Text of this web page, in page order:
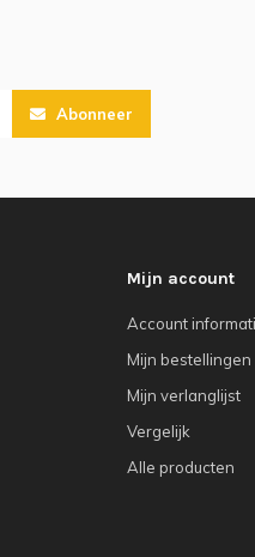
Abonneer
Mijn account
Account
Mijn bestellingen
Mijn verlanglijst
Vergelijk
Alle producten